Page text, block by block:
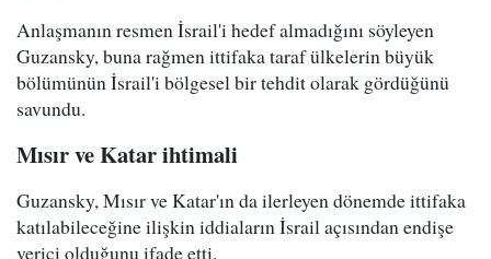
Anlaşmanın resmen İsrail'i hedef almadığını söyleyen
Guzansky, buna rağmen ittifaka taraf ülkelerin büyük
bölümünün İsrail'i bölgesel bir tehdit olarak gördüğünü
savundu.
Mısır ve Katar ihtimali
Guzansky, Mısır ve Katar'ın da ilerleyen dönemde ittifaka
katılabileceğine ilişkin iddiaların İsrail açısından endişe
verici olduğunu ifade etti.